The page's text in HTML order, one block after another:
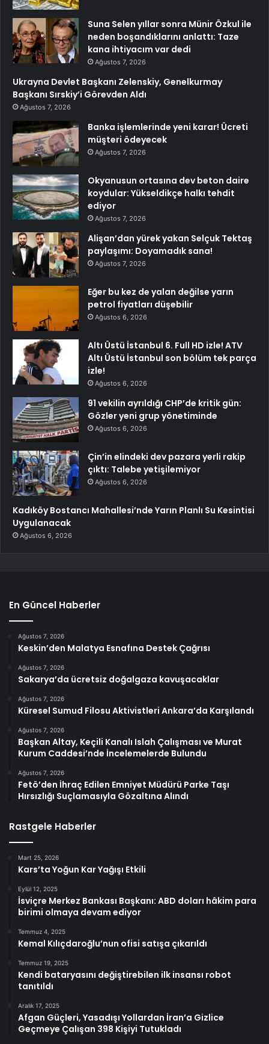
Suna Selen yıllar sonra Münir Özkul ile
neden boşandıklarını anlattı: Taze
kana ihtiyacım var dedi
Ağustos 7, 2026
Ukrayna Devlet Başkanı Zelenskiy, Genelkurmay
Başkanı Sırskiy’i Görevden Aldı
Ağustos 7, 2026
Banka işlemlerinde yeni karar! Ücreti
müşteri ödeyecek
Ağustos 7, 2026
Okyanusun ortasına dev beton daire
koydular: Yükseldikçe halkı tehdit
ediyor
Ağustos 7, 2026
Alişan’dan yürek yakan Selçuk Tektaş
paylaşımı: Doyamadık sana!
Ağustos 7, 2026
Eğer bu kez de yalan değilse yarın
petrol fiyatları düşebilir
Ağustos 6, 2026
Altı Üstü İstanbul 6. Full HD izle! ATV
Altı Üstü İstanbul son bölüm tek parça
izle!
Ağustos 6, 2026
91 vekilin ayrıldığı CHP’de kritik gün:
Gözler yeni grup yönetiminde
Ağustos 6, 2026
Çin’in elindeki dev pazara yerli rakip
çıktı: Talebe yetişilemiyor
Ağustos 6, 2026
Kadıköy Bostancı Mahallesi’nde Yarın Planlı Su Kesintisi
Uygulanacak
Ağustos 6, 2026
En Güncel Haberler
Ağustos 7, 2026
Keskin’den Malatya Esnafına Destek Çağrısı
Ağustos 7, 2026
Sakarya’da ücretsiz doğalgaza kavuşacaklar
Ağustos 7, 2026
Küresel Sumud Filosu Aktivistleri Ankara’da Karşılandı
Ağustos 7, 2026
Başkan Altay, Keçili Kanalı Islah Çalışması ve Murat
Kurum Caddesi’nde İncelemelerde Bulundu
Ağustos 7, 2026
Fetö’den İhraç Edilen Emniyet Müdürü Parke Taşı
Hırsızlığı Suçlamasıyla Gözaltına Alındı
Rastgele Haberler
Mart 25, 2026
Kars’ta Yoğun Kar Yağışı Etkili
Eylül 12, 2025
İsviçre Merkez Bankası Başkanı: ABD doları hâkim para
birimi olmaya devam ediyor
Temmuz 4, 2025
Kemal Kılıçdaroğlu’nun ofisi satışa çıkarıldı
Temmuz 19, 2025
Kendi bataryasını değiştirebilen ilk insansı robot
tanıtıldı
Aralık 17, 2025
Afgan Güçleri, Yasadışı Yollardan İran’a Gizlice
Geçmeye Çalışan 398 Kişiyi Tutukladı